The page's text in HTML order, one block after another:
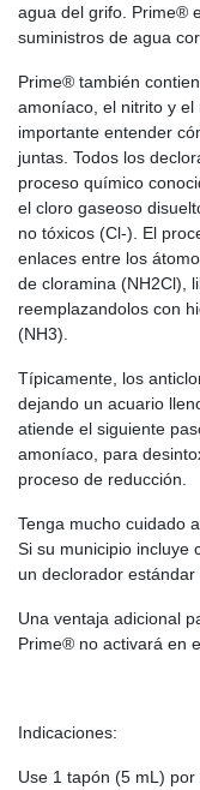
agua del grifo. Prime®
suministros de agua
Prime® también
amoníaco, el nitrito y
importante entender
juntas. Todos los
proceso químico
el cloro gaseoso
no tóxicos (Cl-). El
enlaces entre los
de cloramina (NH2Cl),
reemplazandolos con
(NH3).
Típicamente, los
dejando un acuario
atiende el siguiente
amoníaco, para
proceso de reducción.
Tenga mucho cuidado
Si su municipio incluye
un declorador
Una ventaja adicional
Prime® no activará en
Indicaciones:
Use 1 tapón (5 mL)